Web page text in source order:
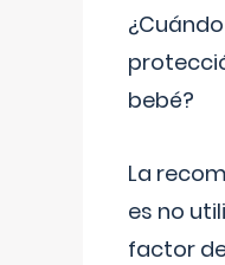
bebé?
La
es no
factor